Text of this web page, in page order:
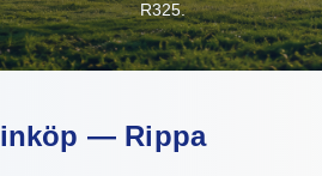
R325.
— Rippa